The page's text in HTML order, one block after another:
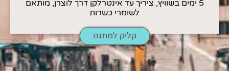
5 ימים בשוויץ, ציריך עד אינטרלקן דרך לוצרן, מותאם
לשומרי כשרות
קליק למתנה